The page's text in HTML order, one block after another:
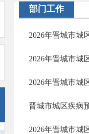
部门工作
2026年晋城市城
2026年晋城市城
2026年晋城市城
2026年晋城市城